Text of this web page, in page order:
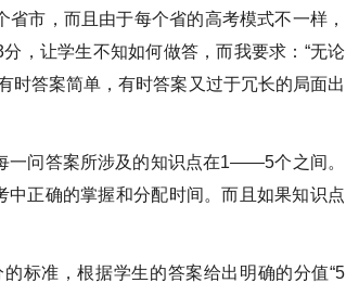
市，而且由于每个省的高考模式不一样，
，让学生不知如何做答，而我要求：“无论
时答案简单，有时答案又过于冗长的局面出
一问答案所涉及的知识点在1——5个之间。
正确的掌握和分配时间。而且如果知识点
的标准，根据学生的答案给出明确的分值“5